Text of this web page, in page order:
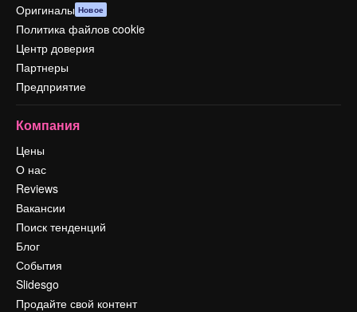
Оригиналы Новое
Политика файлов cookie
Центр доверия
Партнеры
Предприятие
Компания
Цены
О нас
Reviews
Вакансии
Поиск тенденций
Блог
События
Slidesgo
Продайте свой контент